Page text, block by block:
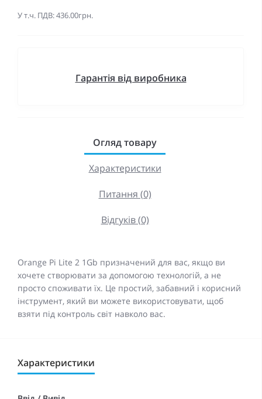
У т.ч. ПДВ: 436.00грн.
Гарантія від виробника
Огляд товару
Характеристики
Питання (0)
Відгуків (0)
Orange Pi Lite 2 1Gb призначений для вас, якщо ви
хочете створювати за допомогою технологій, а не
просто споживати їх. Це простий, забавний і корисний
інструмент, який ви можете використовувати, щоб
взяти під контроль світ навколо вас.
Характеристики